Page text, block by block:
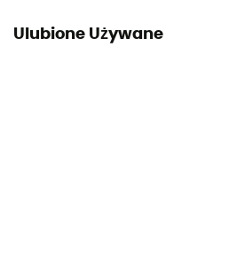
Ulubione Używane